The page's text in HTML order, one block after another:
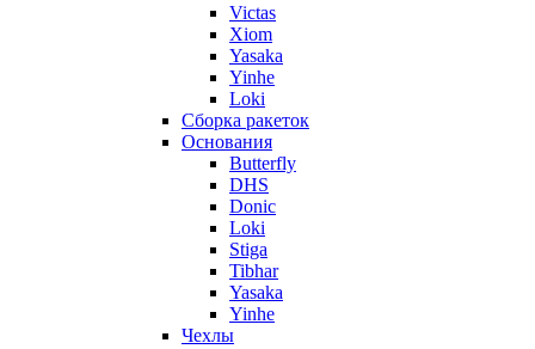
Victas
Xiom
Yasaka
Yinhe
Loki
Сборка ракеток
Основания
Butterfly
DHS
Donic
Loki
Stiga
Tibhar
Yasaka
Yinhe
Чехлы